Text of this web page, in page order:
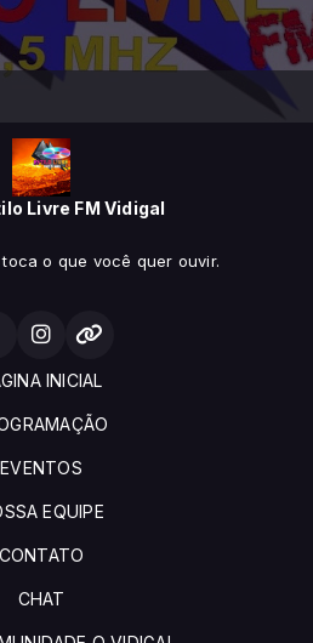
Livre FM Vidigal
o que você quer ouvir.
INICIAL
EVENTOS
EQUIPE
CONTATO
CHAT